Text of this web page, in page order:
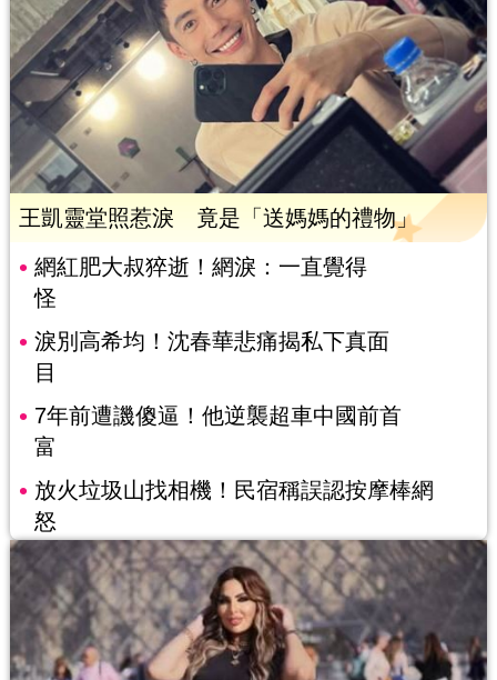
王凱靈堂照惹淚 竟是「送媽媽的禮物」
網紅肥大叔猝逝！網淚：一直覺得
怪
淚別高希均！沈春華悲痛揭私下真面
目
7年前遭譏傻逼！他逆襲超車中國前首
富
放火垃圾山找相機！民宿稱誤認按摩棒網
怒